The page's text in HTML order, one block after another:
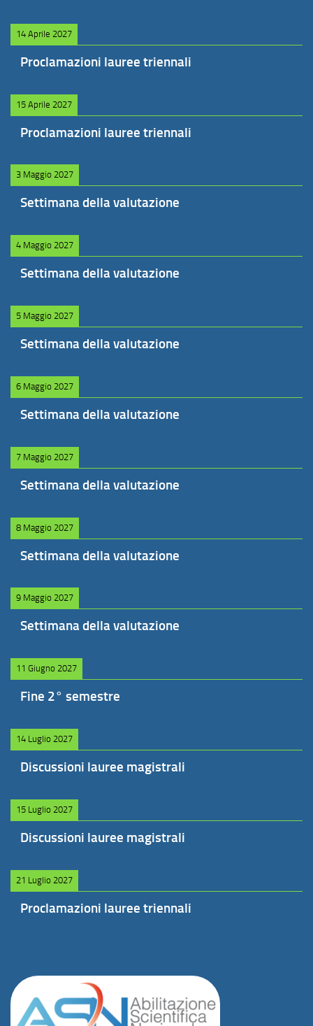
14 Aprile 2027
Proclamazioni lauree triennali
15 Aprile 2027
Proclamazioni lauree triennali
3 Maggio 2027
Settimana della valutazione
4 Maggio 2027
Settimana della valutazione
5 Maggio 2027
Settimana della valutazione
6 Maggio 2027
Settimana della valutazione
7 Maggio 2027
Settimana della valutazione
8 Maggio 2027
Settimana della valutazione
9 Maggio 2027
Settimana della valutazione
11 Giugno 2027
Fine 2° semestre
14 Luglio 2027
Discussioni lauree magistrali
15 Luglio 2027
Discussioni lauree magistrali
21 Luglio 2027
Proclamazioni lauree triennali